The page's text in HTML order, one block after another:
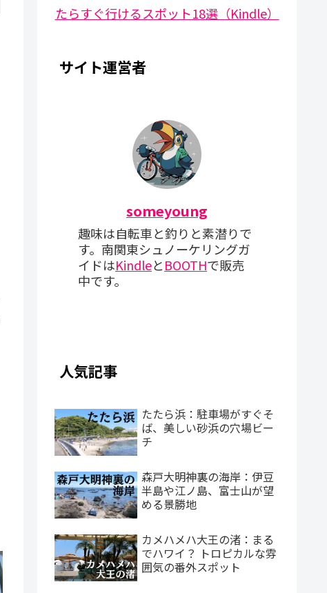
たらすぐ行けるスポット18選（Kindle）
サイト運営者
someyoung
趣味は自転車と釣りと素潜りで
す。南関東シュノーケリングガ
イドはKindleとBOOTHで販売
中です。
人気記事
たたら浜：駐車場がすぐそ
ば、美しい砂浜の穴場ビー
チ
森戸大明神裏の海岸：伊豆
半島や江ノ島、富士山が望
める景勝地
カメハメハ大王の渚：まる
でハワイ？ トロピカルな雰
囲気の番外スポット